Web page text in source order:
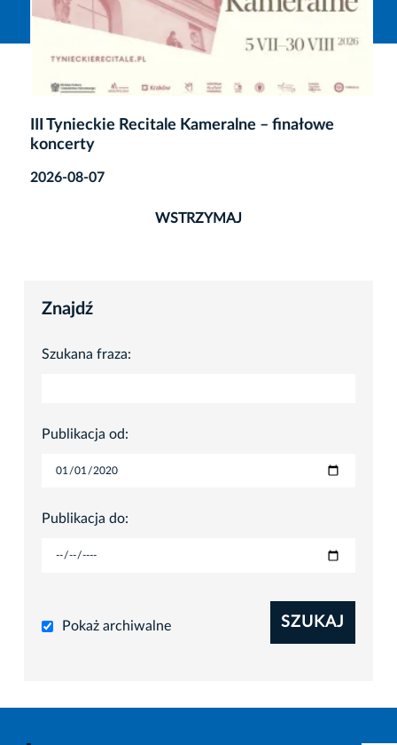
III Tynieckie Recitale Kameralne – finałowe
koncerty
2026-08-07
WSTRZYMAJ
Znajdź
Szukana fraza:
Publikacja od:
Publikacja do:
Pokaż archiwalne SZUKAJ